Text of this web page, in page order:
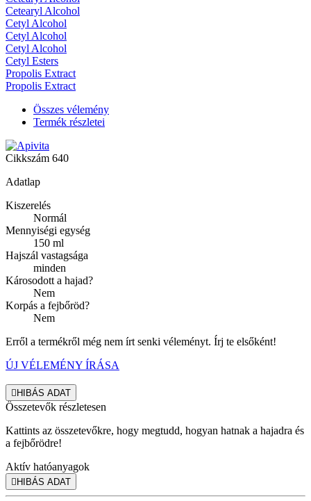
Cetearyl Alcohol
Cetyl Alcohol
Cetyl Alcohol
Cetyl Alcohol
Cetyl Esters
Propolis Extract
Propolis Extract
Összes vélemény
Termék részletei
Cikkszám 640
Adatlap
Kiszerelés
Normál
Mennyiségi egység
150 ml
Hajszál vastagsága
minden
Károsodott a hajad?
Nem
Korpás a fejbőröd?
Nem
Erről a termékről még nem írt senki véleményt. Írj te elsőként!
ÚJ VÉLEMÉNY ÍRÁSA
HIBÁS ADAT
Összetevők részletesen
Kattints az összetevőkre, hogy megtudd, hogyan hatnak a hajadra és
a fejbőrödre!
Aktív hatóanyagok
HIBÁS ADAT